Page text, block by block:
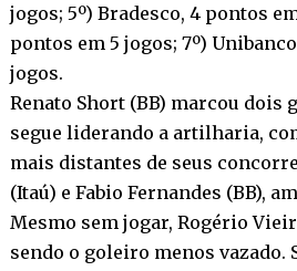
jogos; 5º) Bradesco, 4 pontos
pontos em 5 jogos; 7º)
jogos.
Renato Short (BB) marcou dois
segue liderando a artilharia,
mais distantes de seus
(Itaú) e Fabio Fernandes (BB),
Mesmo sem jogar, Rogério
sendo o goleiro menos vazado.